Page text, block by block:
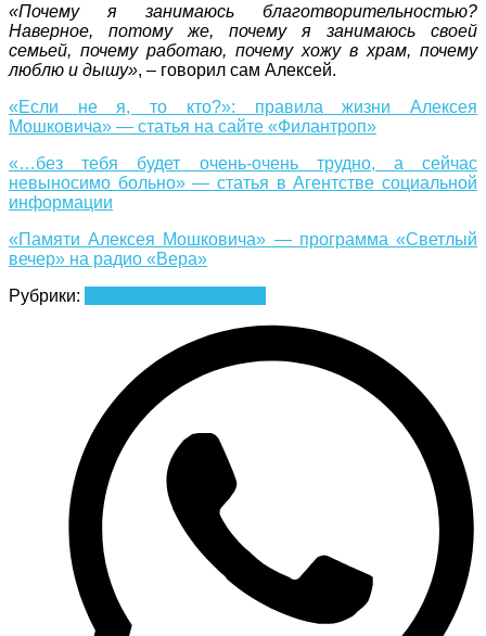
«Почему я занимаюсь благотворительностью?
Наверное, потому же, почему я занимаюсь своей
семьей, почему работаю, почему хожу в храм, почему
люблю и дышу», – говорил сам Алексей.
«Если не я, то кто?»: правила жизни Алексея
Мошковича» — статья на сайте «Филантроп»
«…без тебя будет очень-очень трудно, а сейчас
невыносимо больно» — статья в Агентстве социальной
информации
«Памяти Алексея Мошковича» — программа «Светлый
вечер» на радио «Вера»
Рубрики: